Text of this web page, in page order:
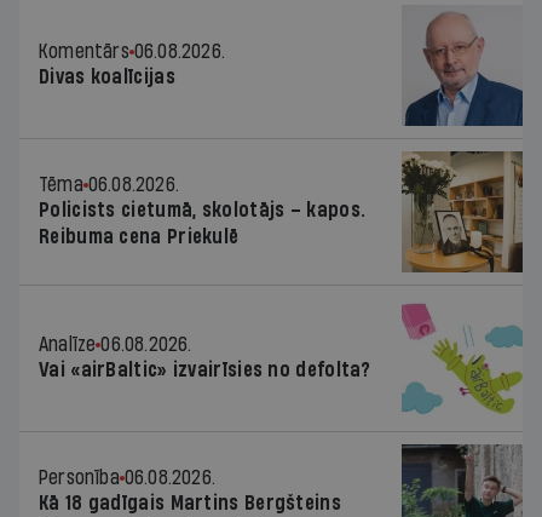
Komentārs 06.08.2026.
Divas koalīcijas
Tēma 06.08.2026.
Policists cietumā, skolotājs – kapos.
Reibuma cena Priekulē
Analīze 06.08.2026.
Vai «airBaltic» izvairīsies no defolta?
Personība 06.08.2026.
Kā 18 gadīgais Martins Bergšteins